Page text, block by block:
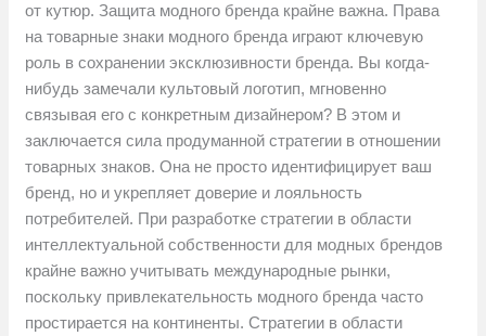
от кутюр. Защита модного бренда крайне важна. Права
на товарные знаки модного бренда играют ключевую
роль в сохранении эксклюзивности бренда. Вы когда-
нибудь замечали культовый логотип, мгновенно
связывая его с конкретным дизайнером? В этом и
заключается сила продуманной стратегии в отношении
товарных знаков. Она не просто идентифицирует ваш
бренд, но и укрепляет доверие и лояльность
потребителей. При разработке стратегии в области
интеллектуальной собственности для модных брендов
крайне важно учитывать международные рынки,
поскольку привлекательность модного бренда часто
простирается на континенты. Стратегии в области